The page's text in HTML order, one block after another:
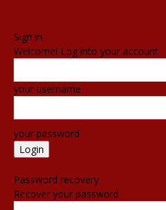
Sign in
Welcome! Log into your account
your username
your password
Password recovery
Recover your password